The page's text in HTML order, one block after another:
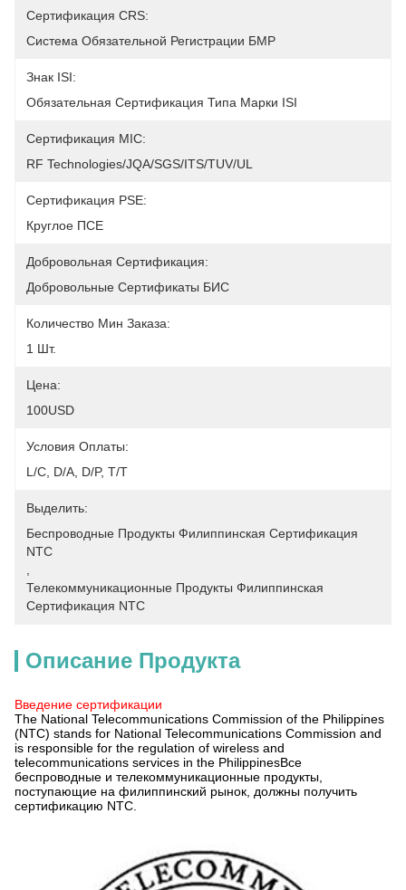
Сертификация CRS:
Система Обязательной Регистрации БМР
Знак ISI:
Обязательная Сертификация Типа Марки ISI
Сертификация MIC:
RF Technologies/JQA/SGS/ITS/TUV/UL
Сертификация PSE:
Круглое ПСЕ
Добровольная Сертификация:
Добровольные Сертификаты БИС
Количество Мин Заказа:
1 Шт.
Цена:
100USD
Условия Оплаты:
L/C, D/A, D/P, T/T
Выделить:
Беспроводные Продукты Филиппинская Сертификация
NTC
Телекоммуникационные Продукты Филиппинская
Сертификация NTC
Описание Продукта
Введение сертификации
The National Telecommunications Commission of the Philippines
(NTC) stands for National Telecommunications Commission and
is responsible for the regulation of wireless and
telecommunications services in the PhilippinesВсе
беспроводные и телекоммуникационные продукты,
поступающие на филиппинский рынок, должны получить
сертификацию NTC.